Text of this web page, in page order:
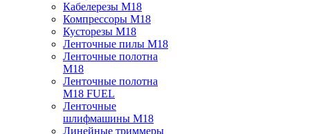
Кабелерезы M18
Компрессоры M18
Кусторезы M18
Ленточные пилы M18
Ленточные полотна
M18
Ленточные полотна
M18 FUEL
Ленточные
шлифмашины M18
Линейные триммеры